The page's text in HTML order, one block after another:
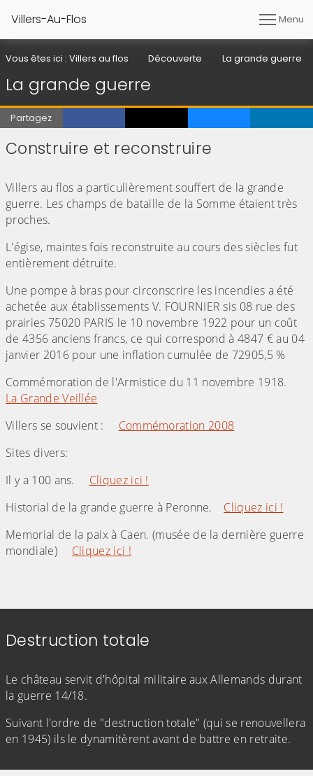
Villers-Au-Flos Menu
Vous êtes ici : Villers au flos Découverte La grande guerre
La grande guerre
Partagez
Construire et reconstruire
Villers au flos a particulièrement souffert de la grande
guerre. Les champs de bataille de la Somme étaient très
proches.
L'égise, maintes fois reconstruite au cours des siècles fut
entièrement détruite.
Une pompe à bras pour circonscrire les incendies a été
achetée aux établissements V. FOURNIER sis 08 rue des
prairies 75020 PARIS le 10 novembre 1922 pour un coût
de 4356 anciens francs, ce qui correspond à 4847 € au 04
janvier 2016 pour une inflation cumulée de 72905,5 %
Commémoration de l'Armistice du 11 novembre 1918.
La Grande Veillée
Villers se souvient :
Commémoration 2008
Sites divers:
Il y a 100 ans.
Cliquez ici !
Historial de la grande guerre à Peronne.
Cliquez ici !
Memorial de la paix à Caen. (musée de la dernière guerre
mondiale)
Cliquez ici !
Destruction totale
Le château servit d'hôpital militaire aux Allemands durant
la guerre 14/18.
Suivant l'ordre de "destruction totale" (qui se renouvellera
en 1945) ils le dynamitèrent avant de battre en retraite.